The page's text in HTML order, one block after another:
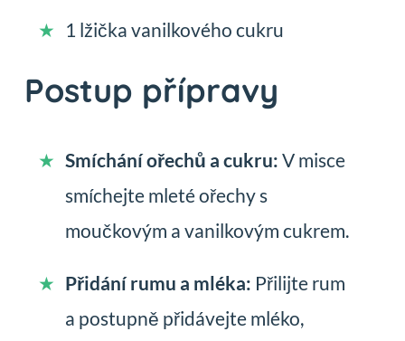
1 lžička vanilkového cukru
Postup přípravy
Smíchání ořechů a cukru:V misce
smíchejte mleté ořechy s
moučkovým a vanilkovým cukrem.
Přidání rumu a mléka: Přilijte rum
a postupně přidávejte mléko,